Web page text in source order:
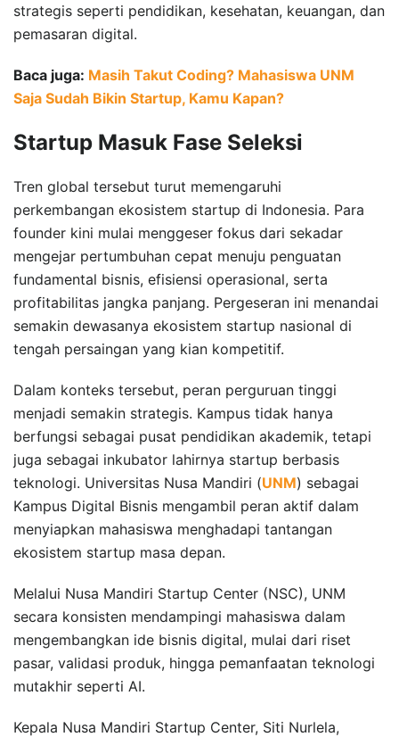
strategis seperti pendidikan, kesehatan, keuangan, dan
pemasaran digital.
Baca juga: Masih Takut Coding? Mahasiswa UNM
Saja Sudah Bikin Startup, Kamu Kapan?
Startup Masuk Fase Seleksi
Tren global tersebut turut memengaruhi
perkembangan ekosistem startup di Indonesia. Para
founder kini mulai menggeser fokus dari sekadar
mengejar pertumbuhan cepat menuju penguatan
fundamental bisnis, efisiensi operasional, serta
profitabilitas jangka panjang. Pergeseran ini menandai
semakin dewasanya ekosistem startup nasional di
tengah persaingan yang kian kompetitif.
Dalam konteks tersebut, peran perguruan tinggi
menjadi semakin strategis. Kampus tidak hanya
berfungsi sebagai pusat pendidikan akademik, tetapi
juga sebagai inkubator lahirnya startup berbasis
teknologi. Universitas Nusa Mandiri (UNM) sebagai
Kampus Digital Bisnis mengambil peran aktif dalam
menyiapkan mahasiswa menghadapi tantangan
ekosistem startup masa depan.
Melalui Nusa Mandiri Startup Center (NSC), UNM
secara konsisten mendampingi mahasiswa dalam
mengembangkan ide bisnis digital, mulai dari riset
pasar, validasi produk, hingga pemanfaatan teknologi
mutakhir seperti AI.
Kepala Nusa Mandiri Startup Center, Siti Nurlela,